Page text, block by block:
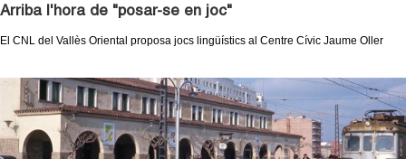
n
Arriba l'hora de "posar-se en joc"
El CNL del Vallès Oriental proposa jocs lingüístics al Centre Cívic Jaume Oller